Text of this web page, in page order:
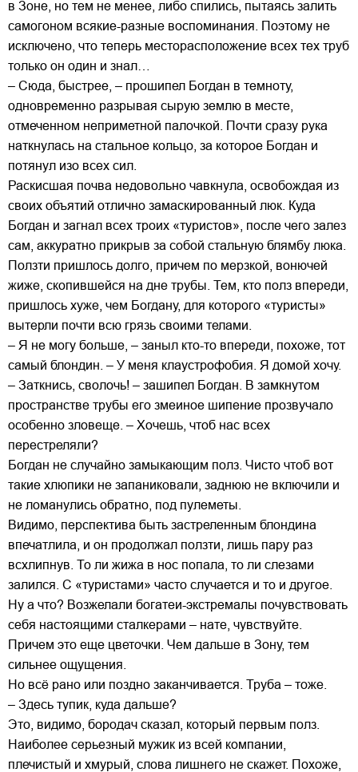
в Зоне, но тем не менее, либо спились, пытаясь залить
самогоном всякие-разные воспоминания. Поэтому не
исключено, что теперь месторасположение всех тех труб
только он один и знал…
– Сюда, быстрее, – прошипел Богдан в темноту,
одновременно разрывая сырую землю в месте,
отмеченном неприметной палочкой. Почти сразу рука
наткнулась на стальное кольцо, за которое Богдан и
потянул изо всех сил.
Раскисшая почва недовольно чавкнула, освобождая из
своих объятий отлично замаскированный люк. Куда
Богдан и загнал всех троих «туристов», после чего залез
сам, аккуратно прикрыв за собой стальную блямбу люка.
Ползти пришлось долго, причем по мерзкой, вонючей
жиже, скопившейся на дне трубы. Тем, кто полз впереди,
пришлось хуже, чем Богдану, для которого «туристы»
вытерли почти всю грязь своими телами.
– Я не могу больше, – заныл кто-то впереди, похоже, тот
самый блондин. – У меня клаустрофобия. Я домой хочу.
– Заткнись, сволочь! – зашипел Богдан. В замкнутом
пространстве трубы его змеиное шипение прозвучало
особенно зловеще. – Хочешь, чтоб нас всех
перестреляли?
Богдан не случайно замыкающим полз. Чисто чтоб вот
такие хлюпики не запаниковали, заднюю не включили и
не ломанулись обратно, под пулеметы.
Видимо, перспектива быть застреленным блондина
впечатлила, и он продолжал ползти, лишь пару раз
всхлипнув. То ли жижа в нос попала, то ли слезами
залился. С «туристами» часто случается и то и другое.
Ну а что? Возжелали богатеи-экстремалы почувствовать
себя настоящими сталкерами – нате, чувствуйте.
Причем это еще цветочки. Чем дальше в Зону, тем
сильнее ощущения.
Но всё рано или поздно заканчивается. Труба – тоже.
– Здесь тупик, куда дальше?
Это, видимо, бородач сказал, который первым полз.
Наиболее серьезный мужик из всей компании,
плечистый и хмурый, слова лишнего не скажет. Похоже,